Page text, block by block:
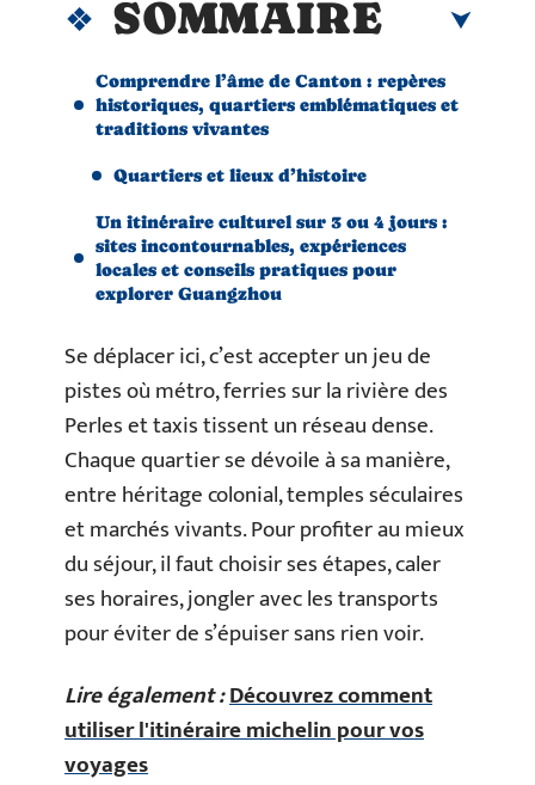
SOMMAIRE
Comprendre l’âme de Canton : repères
historiques, quartiers emblématiques et
traditions vivantes
Quartiers et lieux d’histoire
Un itinéraire culturel sur 3 ou 4 jours :
sites incontournables, expériences
locales et conseils pratiques pour
explorer Guangzhou
Se déplacer ici, c’est accepter un jeu de
pistes où métro, ferries sur la rivière des
Perles et taxis tissent un réseau dense.
Chaque quartier se dévoile à sa manière,
entre héritage colonial, temples séculaires
et marchés vivants. Pour profiter au mieux
du séjour, il faut choisir ses étapes, caler
ses horaires, jongler avec les transports
pour éviter de s’épuiser sans rien voir.
Lire également :Découvrez comment
utiliser l'itinéraire michelin pour vos
voyages